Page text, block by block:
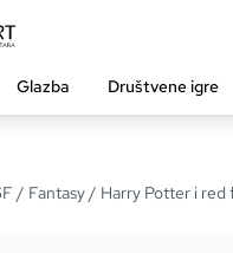
Glazba Društvene igre
/ Fantasy/ Harry Potter i red